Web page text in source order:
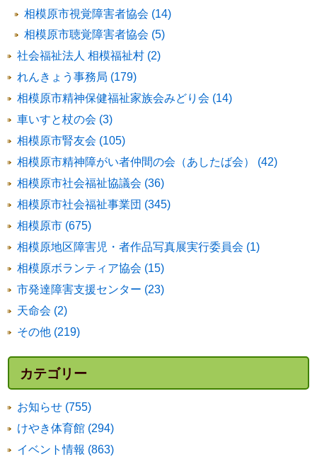
相模原市視覚障害者協会 (14)
相模原市聴覚障害者協会 (5)
社会福祉法人 相模福祉村 (2)
れんきょう事務局 (179)
相模原市精神保健福祉家族会みどり会 (14)
車いすと杖の会 (3)
相模原市腎友会 (105)
相模原市精神障がい者仲間の会（あしたば会） (42)
相模原市社会福祉協議会 (36)
相模原市社会福祉事業団 (345)
相模原市 (675)
相模原地区障害児・者作品写真展実行委員会 (1)
相模原ボランティア協会 (15)
市発達障害支援センター (23)
天命会 (2)
その他 (219)
カテゴリー
お知らせ (755)
けやき体育館 (294)
イベント情報 (863)